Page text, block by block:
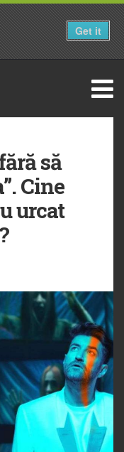
să
Cine
urcat
Get it